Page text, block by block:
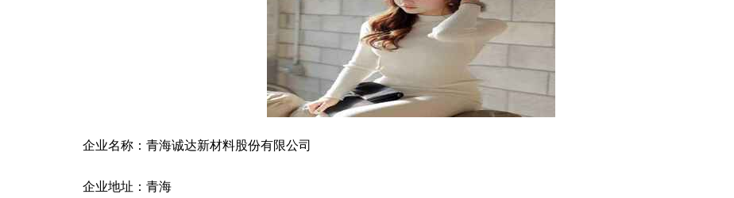
企业名称：青海诚达新材料股份有限公司
企业地址：青海